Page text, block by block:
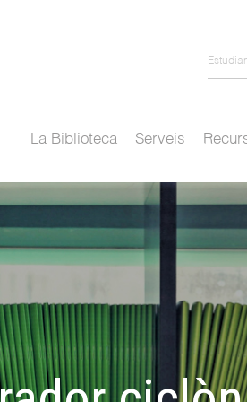
La Biblioteca Serveis